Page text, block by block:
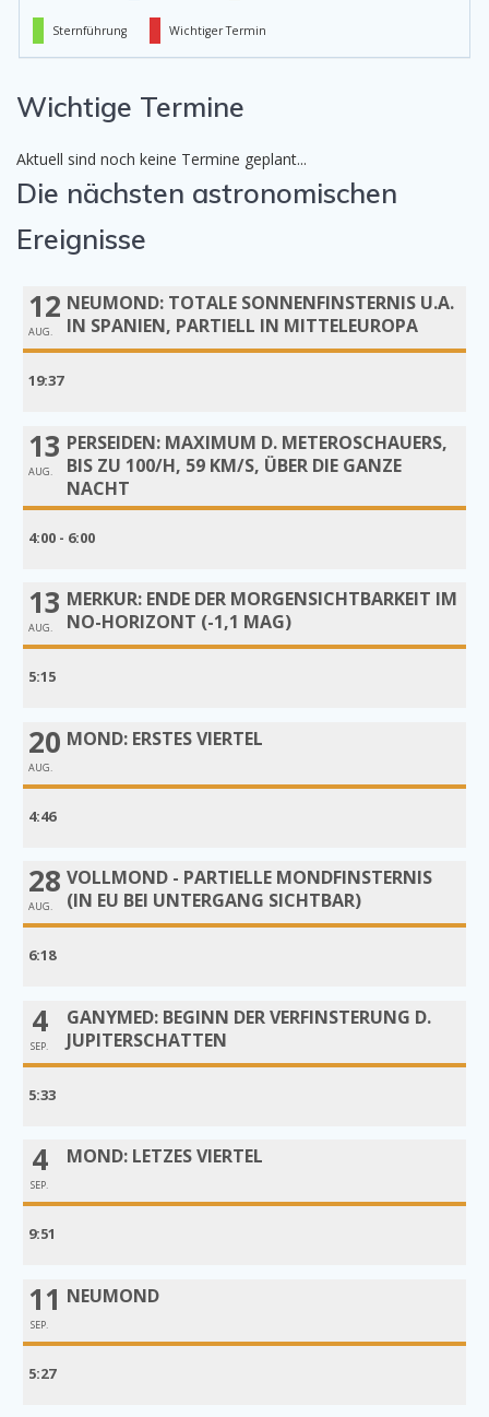
Sternführung Wichtiger Termin
Wichtige Termine
Aktuell sind noch keine Termine geplant...
Die nächsten astronomischen
Ereignisse
12
AUG.
NEUMOND: TOTALE SONNENFINSTERNIS U.A.
IN SPANIEN, PARTIELL IN MITTELEUROPA
19:37
13
AUG.
PERSEIDEN: MAXIMUM D. METEROSCHAUERS,
BIS ZU 100/H, 59 KM/S, ÜBER DIE GANZE
NACHT
4:00 - 6:00
13
AUG.
MERKUR: ENDE DER MORGENSICHTBARKEIT IM
NO-HORIZONT (-1,1 MAG)
5:15
20
AUG.
MOND: ERSTES VIERTEL
4:46
28
AUG.
VOLLMOND - PARTIELLE MONDFINSTERNIS
(IN EU BEI UNTERGANG SICHTBAR)
6:18
4
SEP.
GANYMED: BEGINN DER VERFINSTERUNG D.
JUPITERSCHATTEN
5:33
4
SEP.
MOND: LETZES VIERTEL
9:51
11
SEP.
NEUMOND
5:27